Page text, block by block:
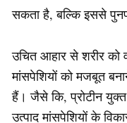
सकता है, बल्कि इससे
उचित आहार से शरीर को
मांसपेशियों को मजबूत
हैं। जैसे कि, प्रोटीन
उत्पाद मांसपेशियों के